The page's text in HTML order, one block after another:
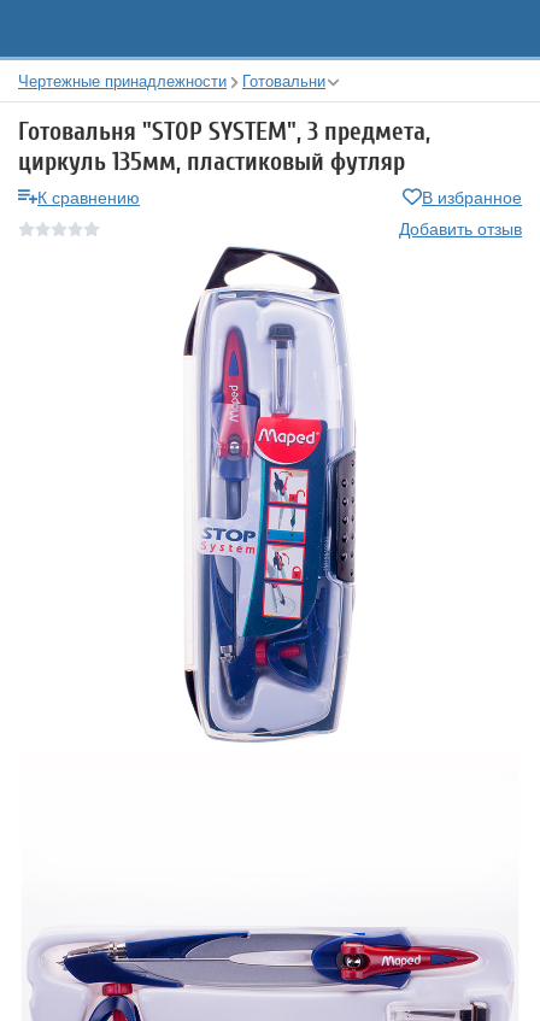
Чертежные принадлежности Готовальни
Готовальня "STOP SYSTEM", 3 предмета,
циркуль 135мм, пластиковый футляр
К сравнению
В избранное
Добавить отзыв